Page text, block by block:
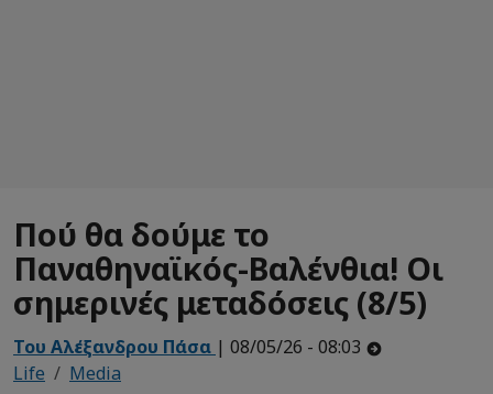
Πού θα δούμε το
Παναθηναϊκός-Βαλένθια! Οι
σημερινές μεταδόσεις (8/5)
Του Αλέξανδρου Πάσα | 08/05/26 - 08:03
Life
Media